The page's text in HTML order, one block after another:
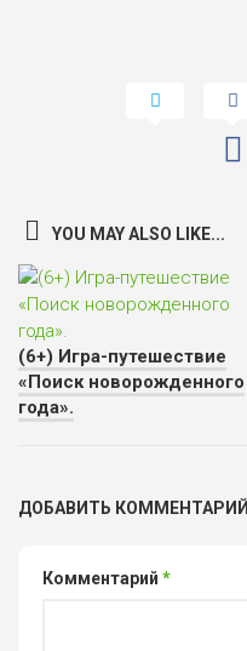
YOU MAY ALSO LIKE...
(6+) Игра-путешествие
«Поиск новорожденного
года».
ДОБАВИТЬ КОММЕНТАРИЙ
Комментарий *